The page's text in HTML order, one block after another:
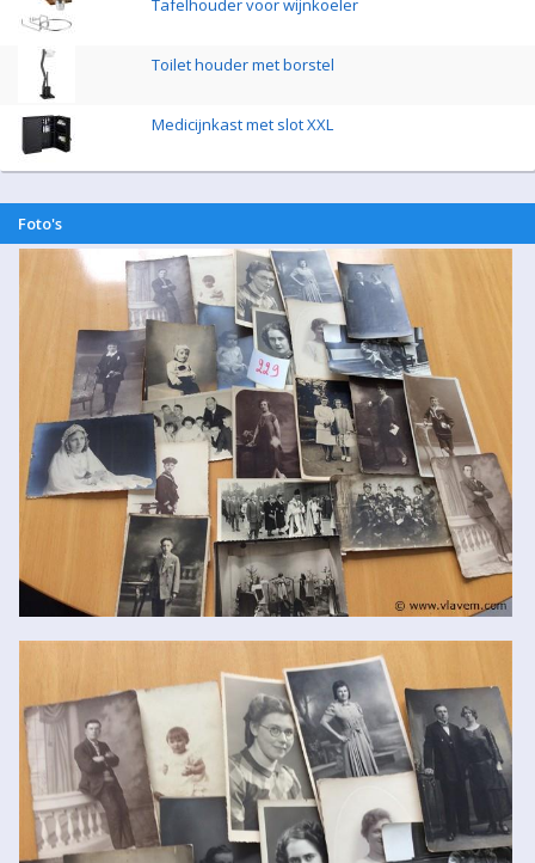
Tafelhouder voor wijnkoeler
Toilet houder met borstel
Medicijnkast met slot XXL
Foto's